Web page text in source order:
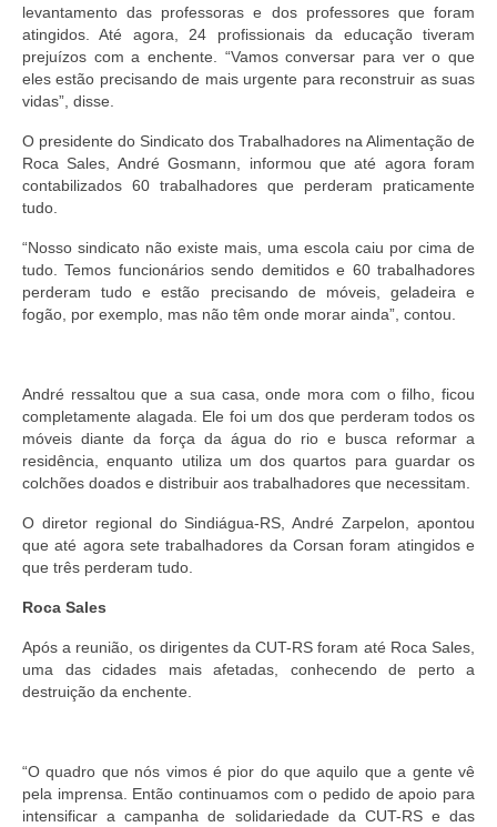
levantamento das professoras e dos professores que foram
atingidos. Até agora, 24 profissionais da educação tiveram
prejuízos com a enchente. “Vamos conversar para ver o que
eles estão precisando de mais urgente para reconstruir as suas
vidas”, disse.
O presidente do Sindicato dos Trabalhadores na Alimentação de
Roca Sales, André Gosmann, informou que até agora foram
contabilizados 60 trabalhadores que perderam praticamente
tudo.
“Nosso sindicato não existe mais, uma escola caiu por cima de
tudo. Temos funcionários sendo demitidos e 60 trabalhadores
perderam tudo e estão precisando de móveis, geladeira e
fogão, por exemplo, mas não têm onde morar ainda”, contou.
André ressaltou que a sua casa, onde mora com o filho, ficou
completamente alagada. Ele foi um dos que perderam todos os
móveis diante da força da água do rio e busca reformar a
residência, enquanto utiliza um dos quartos para guardar os
colchões doados e distribuir aos trabalhadores que necessitam.
O diretor regional do Sindiágua-RS, André Zarpelon, apontou
que até agora sete trabalhadores da Corsan foram atingidos e
que três perderam tudo.
Roca Sales
Após a reunião, os dirigentes da CUT-RS foram até Roca Sales,
uma das cidades mais afetadas, conhecendo de perto a
destruição da enchente.
“O quadro que nós vimos é pior do que aquilo que a gente vê
pela imprensa. Então continuamos com o pedido de apoio para
intensificar a campanha de solidariedade da CUT-RS e das